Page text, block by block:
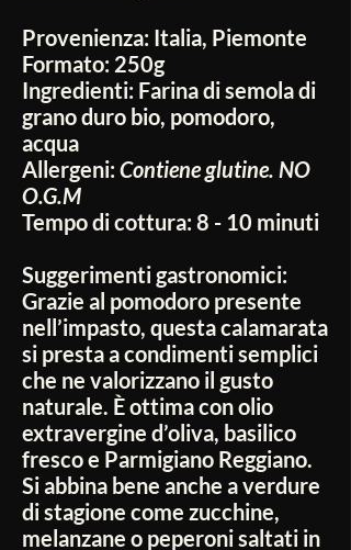
Provenienza: Italia, Piemonte
Formato: 250g
Ingredienti: Farina di semola di
grano duro bio, pomodoro,
acqua
Allergeni: Contiene glutine. NO
O.G.M
Tempo di cottura: 8 - 10 minuti
Suggerimenti gastronomici:
Grazie al pomodoro presente
nell’impasto, questa calamarata
si presta a condimenti semplici
che ne valorizzano il gusto
naturale. È ottima con olio
extravergine d’oliva, basilico
fresco e Parmigiano Reggiano.
Si abbina bene anche a verdure
di stagione come zucchine,
melanzane o peperoni saltati in